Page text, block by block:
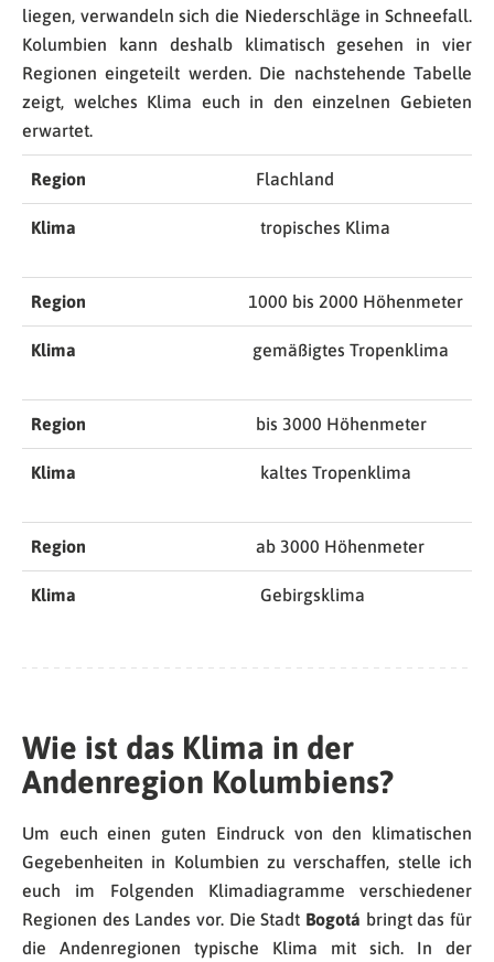
liegen, verwandeln sich die Niederschläge in Schneefall.
Kolumbien kann deshalb klimatisch gesehen in vier
Regionen eingeteilt werden. Die nachstehende Tabelle
zeigt, welches Klima euch in den einzelnen Gebieten
erwartet.
Region Flachland
Klima tropisches Klima
Region 1000 bis 2000 Höhenmeter
Klima gemäßigtes Tropenklima
Region bis 3000 Höhenmeter
Klima kaltes Tropenklima
Region ab 3000 Höhenmeter
Klima Gebirgsklima
Wie ist das Klima in der
Andenregion Kolumbiens?
Um euch einen guten Eindruck von den klimatischen
Gegebenheiten in Kolumbien zu verschaffen, stelle ich
euch im Folgenden Klimadiagramme verschiedener
Regionen des Landes vor. Die Stadt Bogotá bringt das für
die Andenregionen typische Klima mit sich. In der